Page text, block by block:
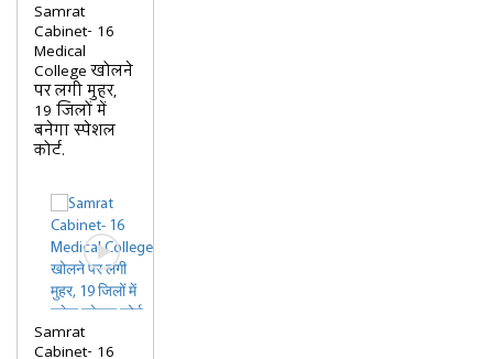
Samrat
Cabinet- 16
Medical
College खोलने
पर लगी मुहर,
19 जिलों में
बनेगा स्पेशल
कोर्ट.
Samrat
Cabinet- 16